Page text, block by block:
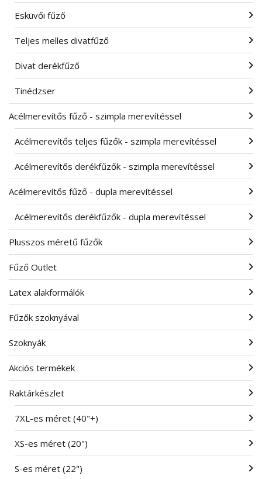
Esküvői fűző
Teljes melles divatfűző
Divat derékfűző
Tinédzser
Acélmerevítős fűző - szimpla merevítéssel
Acélmerevítős teljes fűzők - szimpla merevítéssel
Acélmerevítős derékfűzők - szimpla merevítéssel
Acélmerevítős fűző - dupla merevítéssel
Acélmerevítős derékfűzők - dupla merevítéssel
Plusszos méretű fűzők
Fűző Outlet
Latex alakformálók
Fűzők szoknyával
Szoknyák
Akciós termékek
Raktárkészlet
7XL-es méret (40"+)
XS-es méret (20")
S-es méret (22")